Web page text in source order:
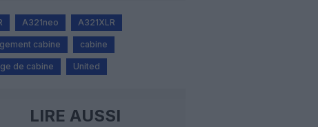
A321neo A321XLR
cabine cabine
de cabine United
LIRE AUSSI